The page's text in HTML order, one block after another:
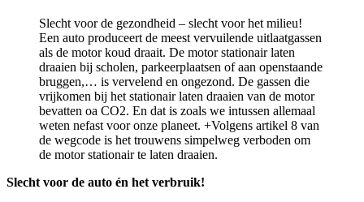
Slecht voor de gezondheid – slecht voor het milieu!
Een auto produceert de meest vervuilende uitlaatgassen
als de motor koud draait. De motor stationair laten
draaien bij scholen, parkeerplaatsen of aan openstaande
bruggen,… is vervelend en ongezond. De gassen die
vrijkomen bij het stationair laten draaien van de motor
bevatten oa CO2. En dat is zoals we intussen allemaal
weten nefast voor onze planeet. +Volgens artikel 8 van
de wegcode is het trouwens simpelweg verboden om
de motor stationair te laten draaien.
Slecht voor de auto én het verbruik!